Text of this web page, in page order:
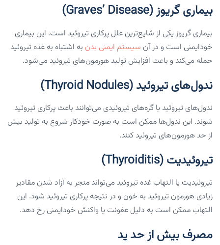
بیماری گریوز (Graves’ Disease)
بیماری گریوز یکی از شایع‌ترین علل پرکاری تیروئید است. این بیماری
خودایمنی است و در آن سیستم ایمنی بدن به اشتباه به غده تیروئید
حمله می‌کند و باعث افزایش تولید هورمون‌های تیروئید می‌شود.
ندول‌های تیروئید (Thyroid Nodules)
ندول‌های تیروئید یا گره‌های تیروئیدی می‌توانند باعث پرکاری تیروئید
شوند. این ندول‌ها ممکن است به صورت خودکار شروع به تولید بیش
از حد هورمون‌های تیروئید کنند.
تیروئیدیت (Thyroiditis)
تیروئیدیت یا التهاب غده تیروئید می‌تواند منجر به آزاد شدن مقادیر
زیادی هورمون تیروئید به خون و در نتیجه پرکاری تیروئید شود. این
التهاب ممکن است به دلیل عفونت یا واکنش خودایمنی رخ دهد.
مصرف بیش از حد ید